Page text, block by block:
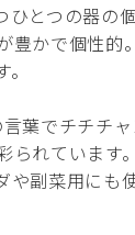
ひとつの器の
豊かで個性的
葉でチチチ
られています
や副菜用にも